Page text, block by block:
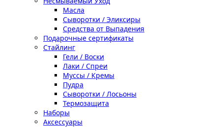
Масла
Сыворотки / Эликсиры
Средства от Выпадения
Подарочные сертификаты
Стайлинг
Гели / Воски
Лаки / Спреи
Муссы / Кремы
Пудра
Сыворотки / Лосьоны
Термозащита
Наборы
Аксессуары